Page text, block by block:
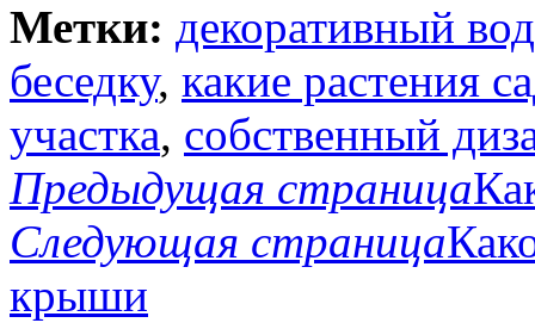
Метки: декоративный
беседку, какие растения
участка, собственный
Предыдущая страница
Следующая страница
крыши